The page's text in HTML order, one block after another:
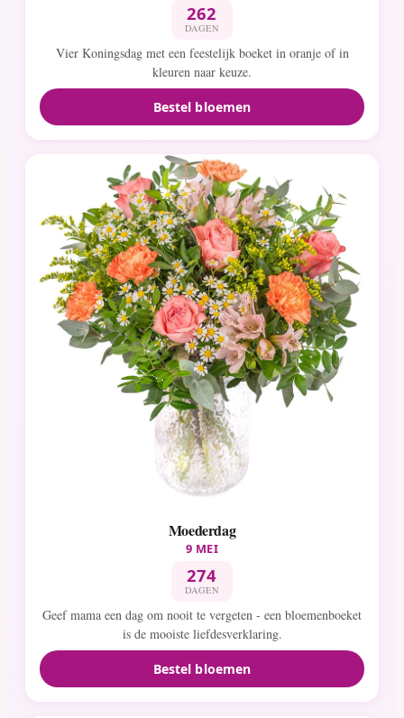
262
DAGEN
Vier Koningsdag met een feestelijk boeket in oranje of in
kleuren naar keuze.
Bestel bloemen
Moederdag
9 MEI
274
DAGEN
Geef mama een dag om nooit te vergeten - een bloemenboeket
is de mooiste liefdesverklaring.
Bestel bloemen